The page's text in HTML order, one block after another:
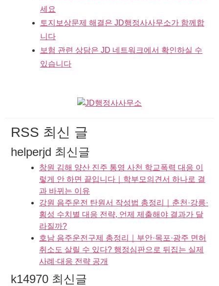
세요
토지보상문제 해결은 JD행정사사무소가 함께합
니다
보험 관련 상담은 JD 네트워크에서 확인하실 수
있습니다
RSS 최신 글
helperjd 최신글
창원 김해 양산 진주 통영 사천 학교폭력 대응 이
렇게 안 하면 끝입니다｜학부모의견서 하나로 결
과 바뀌는 이유
강원 음주운전 탄원서 작성법 총정리｜춘천·강릉·
횡성 수치별 대응 전략, 언제 제출해야 결과가 달
라질까?
호남 음주운전구제 총정리｜부안·목포·광주 면허
취소도 살릴 수 있다? 행정심판으로 뒤집는 실제
사례·대응 전략 공개
k14970 최신글